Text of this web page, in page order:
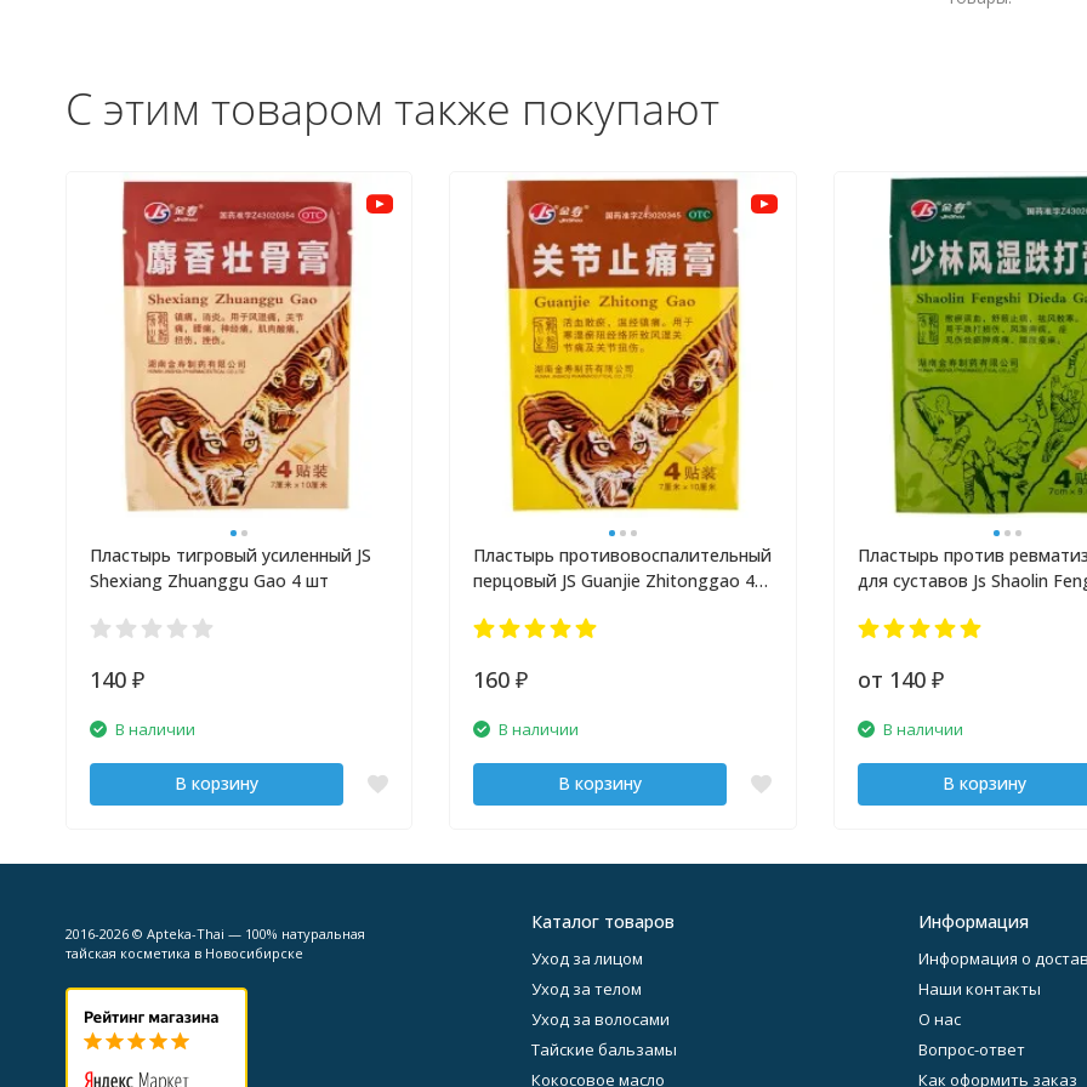
С этим товаром также покупают
Пластырь тигровый усиленный JS
Shexiang Zhuanggu Gao 4 шт
140 ₽
В наличии
В корзину
Пластырь противовоспалительный
перцовый JS Guanjie Zhitonggao 4
160₽
В наличии
В корзину
Пластырь против
для суставов Js Shaolin
от 140 ₽
В наличии
В корзину
2016-2026 © Apteka-Thai — 100% натуральная
тайская косметика в Новосибирске
Каталог товаров
Уход за лицом
Уход за телом
Уход за волосами
Тайские бальзамы
Кокосовое масло
Информация
Информация о
Наши контакты
О нас
Вопрос-ответ
Как оформить заказ